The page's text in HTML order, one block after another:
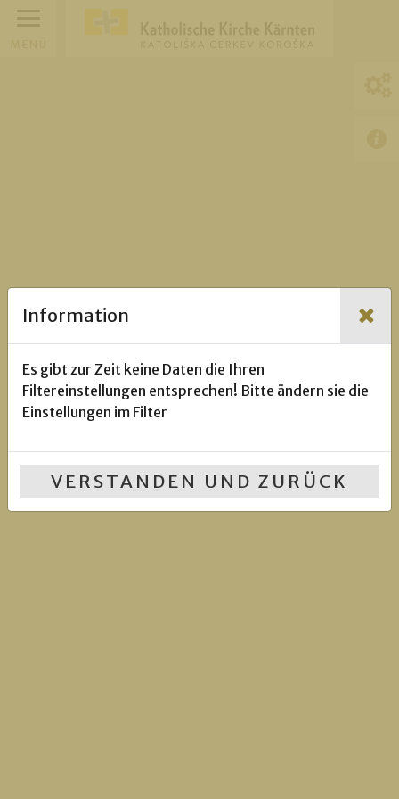
Information
Es gibt zur Zeit keine Daten die Ihren
Filtereinstellungen entsprechen! Bitte ändern sie die
Einstellungen im Filter
VERSTANDEN UND ZURÜCK